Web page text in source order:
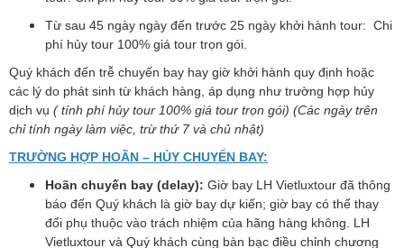
Từ sau 45 ngày ngày đến trước 25 ngày khởi hành tour: Chi
phí hủy tour 100% giá tour trọn gói.
Quý khách đến trễ chuyến bay hay giờ khởi hành quy định hoặc
các lý do phát sinh từ khách hàng, áp dụng như trường hợp hủy
dịch vụ ( tính phí hủy tour 100% giá tour trọn gói) (Các ngày trên
chỉ tính ngày làm việc, trừ thứ 7 và chủ nhật)
TRƯỜNG HỢP HOÃN – HỦY CHUYẾN BAY:
Hoãn chuyến bay (delay): Giờ bay LH Vietluxtour đã thông
báo đến Quý khách là giờ bay dự kiến; giờ bay có thể thay
đổi phụ thuộc vào trách nhiệm của hãng hàng không. LH
Vietluxtour và Quý khách cùng bàn bạc điều chỉnh chương